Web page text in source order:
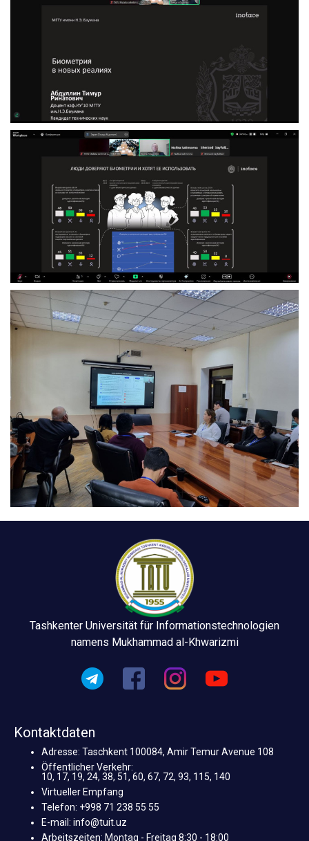
Tashkenter Universität für Informationstechnologien
namens Mukhammad al-Khwarizmi
Kontaktdaten
Adresse: Taschkent 100084, Amir Temur Avenue 108
Öffentlicher Verkehr:
10, 17, 19, 24, 38, 51, 60, 67, 72, 93, 115, 140
Virtueller Empfang
Telefon: +998 71 238 55 55
E-mail: info@tuit.uz
Arbeitszeiten: Montag - Freitag 8:30 - 18:00